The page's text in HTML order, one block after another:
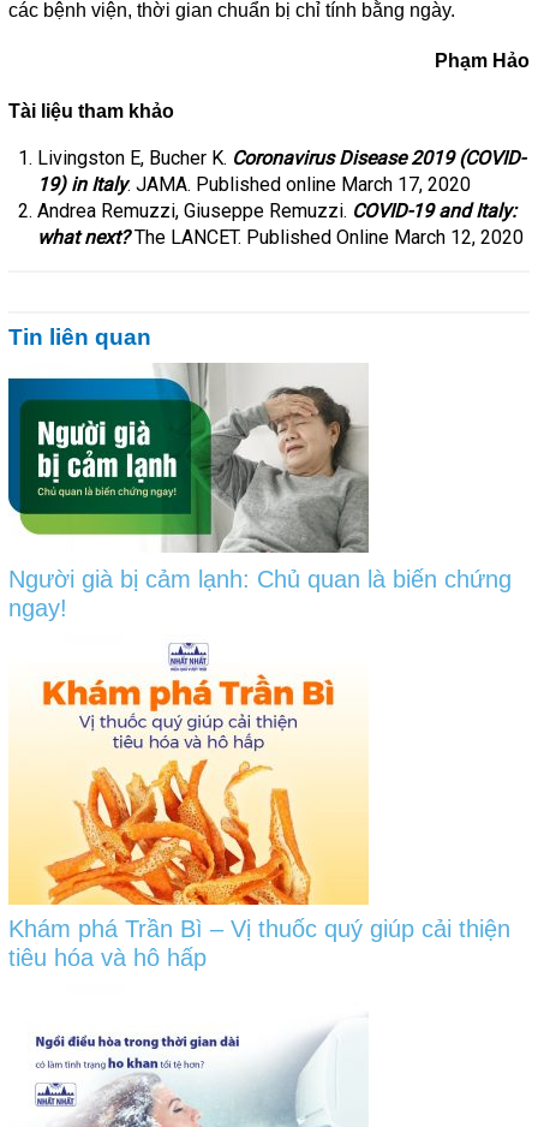
các bệnh viện, thời gian chuẩn bị chỉ tính bằng ngày.
Phạm Hảo
Tài liệu tham khảo
Livingston E, Bucher K. Coronavirus Disease 2019 (COVID-
19) in Italy. JAMA. Published online March 17, 2020
Andrea Remuzzi, Giuseppe Remuzzi. COVID-19 and Italy:
what next?The LANCET. Published Online March 12, 2020
Tin liên quan
Người già bị cảm lạnh: Chủ quan là biến chứng
ngay!
Khám phá Trần Bì – Vị thuốc quý giúp cải thiện
tiêu hóa và hô hấp